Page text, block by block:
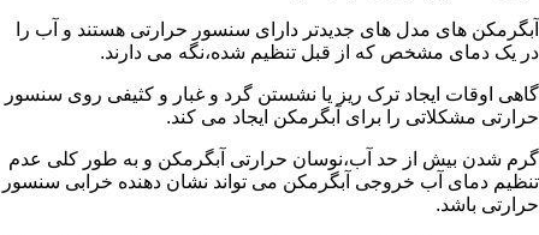
آبگرمکن های مدل های جدیدتر دارای سنسور حرارتی هستند و آب را
در یک دمای مشخص که از قبل تنظیم شده،نگه می دارند.
گاهی اوقات ایجاد ترک ریز یا نشستن گرد و غبار و کثیفی روی سنسور
حرارتی مشکلاتی را برای آبگرمکن ایجاد می کند.
گرم شدن بیش از حد آب،نوسان حرارتی آبگرمکن و به طور کلی عدم
تنظیم دمای آب خروجی آبگرمکن می تواند نشان دهنده خرابی سنسور
حرارتی باشد.